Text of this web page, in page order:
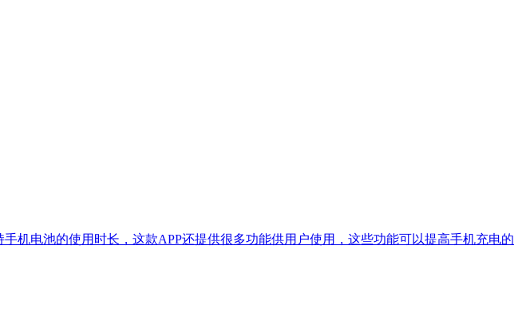
机电池的使用时长，这款APP还提供很多功能供用户使用，这些功能可以提高手机充电的